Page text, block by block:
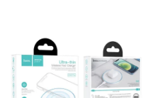
Acumulatori Pentru Nokia
ACUMULATORI NOKIA
Acumulatori Pentru Samsung